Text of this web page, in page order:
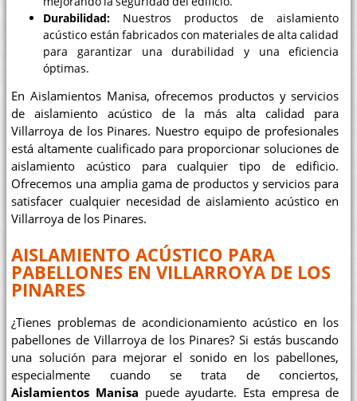
Durabilidad: Nuestros productos de aislamiento
acústico están fabricados con materiales de alta calidad
para garantizar una durabilidad y una eficiencia
óptimas.
En Aislamientos Manisa, ofrecemos productos y servicios
de aislamiento acústico de la más alta calidad para
Villarroya de los Pinares. Nuestro equipo de profesionales
está altamente cualificado para proporcionar soluciones de
aislamiento acústico para cualquier tipo de edificio.
Ofrecemos una amplia gama de productos y servicios para
satisfacer cualquier necesidad de aislamiento acústico en
Villarroya de los Pinares.
AISLAMIENTO ACÚSTICO PARA
PABELLONES EN VILLARROYA DE LOS
PINARES
¿Tienes problemas de acondicionamiento acústico en los
pabellones de Villarroya de los Pinares? Si estás buscando
una solución para mejorar el sonido en los pabellones,
especialmente cuando se trata de conciertos,
Aislamientos Manisa puede ayudarte. Esta empresa de